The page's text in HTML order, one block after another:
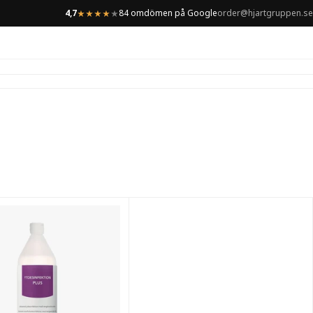
4,7★★★★★84 omdömen på Googleorder@hjartgruppen.se